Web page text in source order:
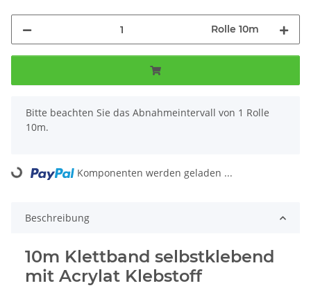
Rolle 10m
x
Bitte beachten Sie das Abnahmeintervall von 1 Rolle
10m.
Loading... Komponenten werden geladen ...
Beschreibung
10m Klettband selbstklebend
mit Acrylat Klebstoff